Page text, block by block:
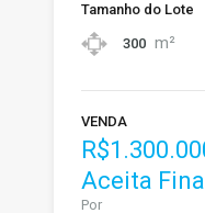
Tamanho do Lote
300 m²
VENDA
Aceita
Por